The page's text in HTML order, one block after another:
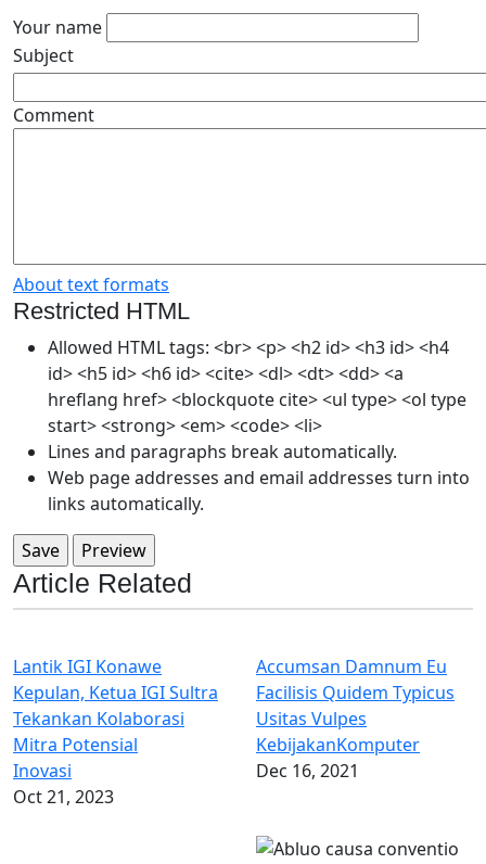
Your name
Subject
Comment
About text formats
Restricted HTML
Allowed HTML tags: <br> <p> <h2 id> <h3 id> <h4
id> <h5 id> <h6 id> <cite> <dl> <dt> <dd> <a
hreflang href> <blockquote cite> <ul type> <ol type
start> <strong> <em> <code> <li>
Lines and paragraphs break automatically.
Web page addresses and email addresses turn into
links automatically.
Article Related
Lantik IGI Konawe
Kepulan, Ketua IGI Sultra
Tekankan Kolaborasi
Mitra Potensial
Inovasi
Oct 21, 2023
Accumsan Damnum Eu
Facilisis Quidem Typicus
Usitas Vulpes
KebijakanKomputer
Dec 16, 2021